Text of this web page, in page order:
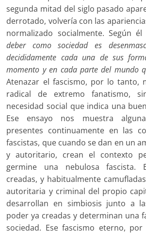
segunda mitad del siglo pasado
derrotado, volvería con las
normalizado socialmente. Según
deber como sociedad es
decididamente cada una de sus
momento y en cada parte del mundo
Atenazar el fascismo, por lo tanto,
radical de extremo fanatismo,
necesidad social que indica una
Ese ensayo nos muestra
presentes continuamente en las
fascistas, que cuando se dan en un
y autoritario, crean el contexto
germine una nebulosa fascista.
creadas, y habitualmente
autoritaria y criminal del propio
desarrollan en simbiosis junto a
poder ya creadas y determinan una
sociedad. Ese fascismo eterno,